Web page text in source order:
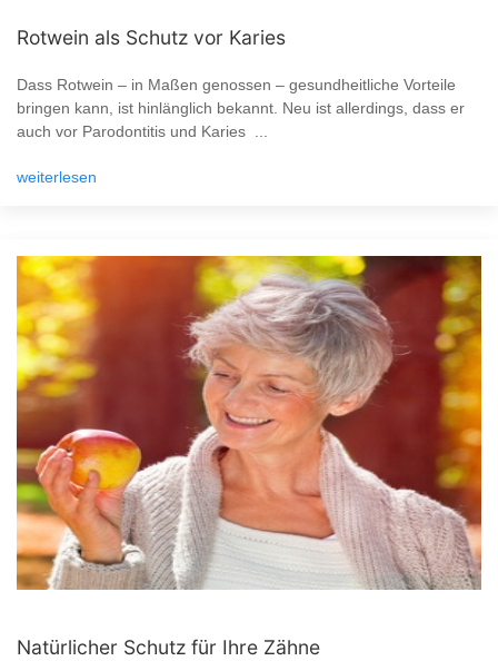
Rotwein als Schutz vor Karies
Dass Rotwein – in Maßen genossen – gesundheitliche Vorteile
bringen kann, ist hinlänglich bekannt. Neu ist allerdings, dass er
auch vor Parodontitis und Karies ...
weiterlesen
Natürlicher Schutz für Ihre Zähne